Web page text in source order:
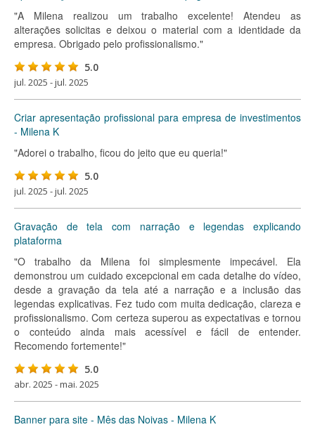
"A Milena realizou um trabalho excelente! Atendeu as
alterações solicitas e deixou o material com a identidade da
empresa. Obrigado pelo profissionalismo."
5.0
jul. 2025 - jul. 2025
Criar apresentação profissional para empresa de investimentos
- Milena K
"Adorei o trabalho, ficou do jeito que eu queria!"
5.0
jul. 2025 - jul. 2025
Gravação de tela com narração e legendas explicando
plataforma
"O trabalho da Milena foi simplesmente impecável. Ela
demonstrou um cuidado excepcional em cada detalhe do vídeo,
desde a gravação da tela até a narração e a inclusão das
legendas explicativas. Fez tudo com muita dedicação, clareza e
profissionalismo. Com certeza superou as expectativas e tornou
o conteúdo ainda mais acessível e fácil de entender.
Recomendo fortemente!"
5.0
abr. 2025 - mai. 2025
Banner para site - Mês das Noivas - Milena K